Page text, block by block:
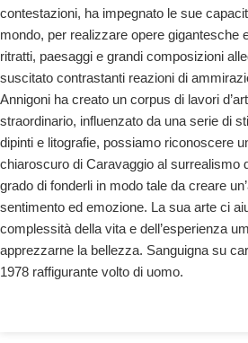
contestazioni, ha impegnato le sue
mondo, per realizzare opere gigantesche
ritratti, paesaggi e grandi composizioni
suscitato contrastanti reazioni di
Annigoni ha creato un corpus di lavori
straordinario, influenzato da una serie di
dipinti e litografie, possiamo riconoscere
chiaroscuro di Caravaggio al surrealismo
grado di fonderli in modo tale da creare
sentimento ed emozione. La sua arte ci
complessità della vita e dell’esperienza
apprezzarne la bellezza. Sanguigna su
1978 raffigurante volto di uomo.